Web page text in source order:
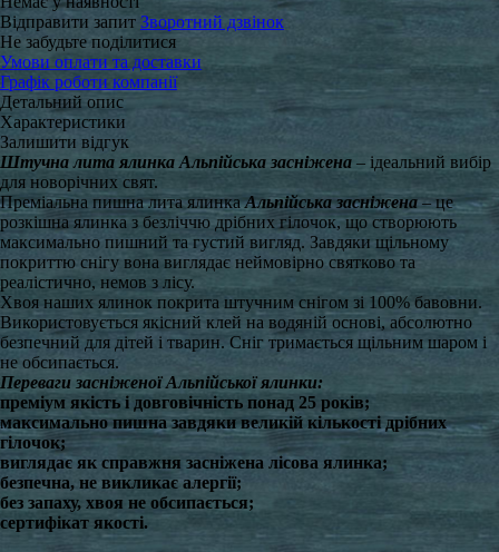
Відправити запит Зворотний дзвінок
Не забудьте поділитися
Умови оплати та доставки
Графік роботи компанії
Детальний опис
Характеристики
Залишити відгук
Штучна лита ялинка Альпійська засніжена – ідеальний вибір
для новорічних свят.
Преміальна пишна лита ялинкаАльпійська засніжена– це
розкішна ялинка з безліччю дрібних гілочок, що створюють
максимально пишний та густий вигляд. Завдяки щільному
покриттю снігу вона виглядає неймовірно святково та
реалістично, немов з лісу.
Хвоя наших ялинок покрита штучним снігом зі 100% бавовни.
Використовується якісний клей на водяній основі, абсолютно
безпечний для дітей і тварин. Сніг тримається щільним шаром і
не обсипається.
Переваги засніженої Альпійської ялинки:
преміум якість і довговічність понад 25 років;
максимально пишна завдяки великій кількості дрібних
гілочок;
виглядає як справжня засніжена лісова ялинка;
безпечна, не викликає алергії;
без запаху, хвоя не обсипається;
сертифікат якості.